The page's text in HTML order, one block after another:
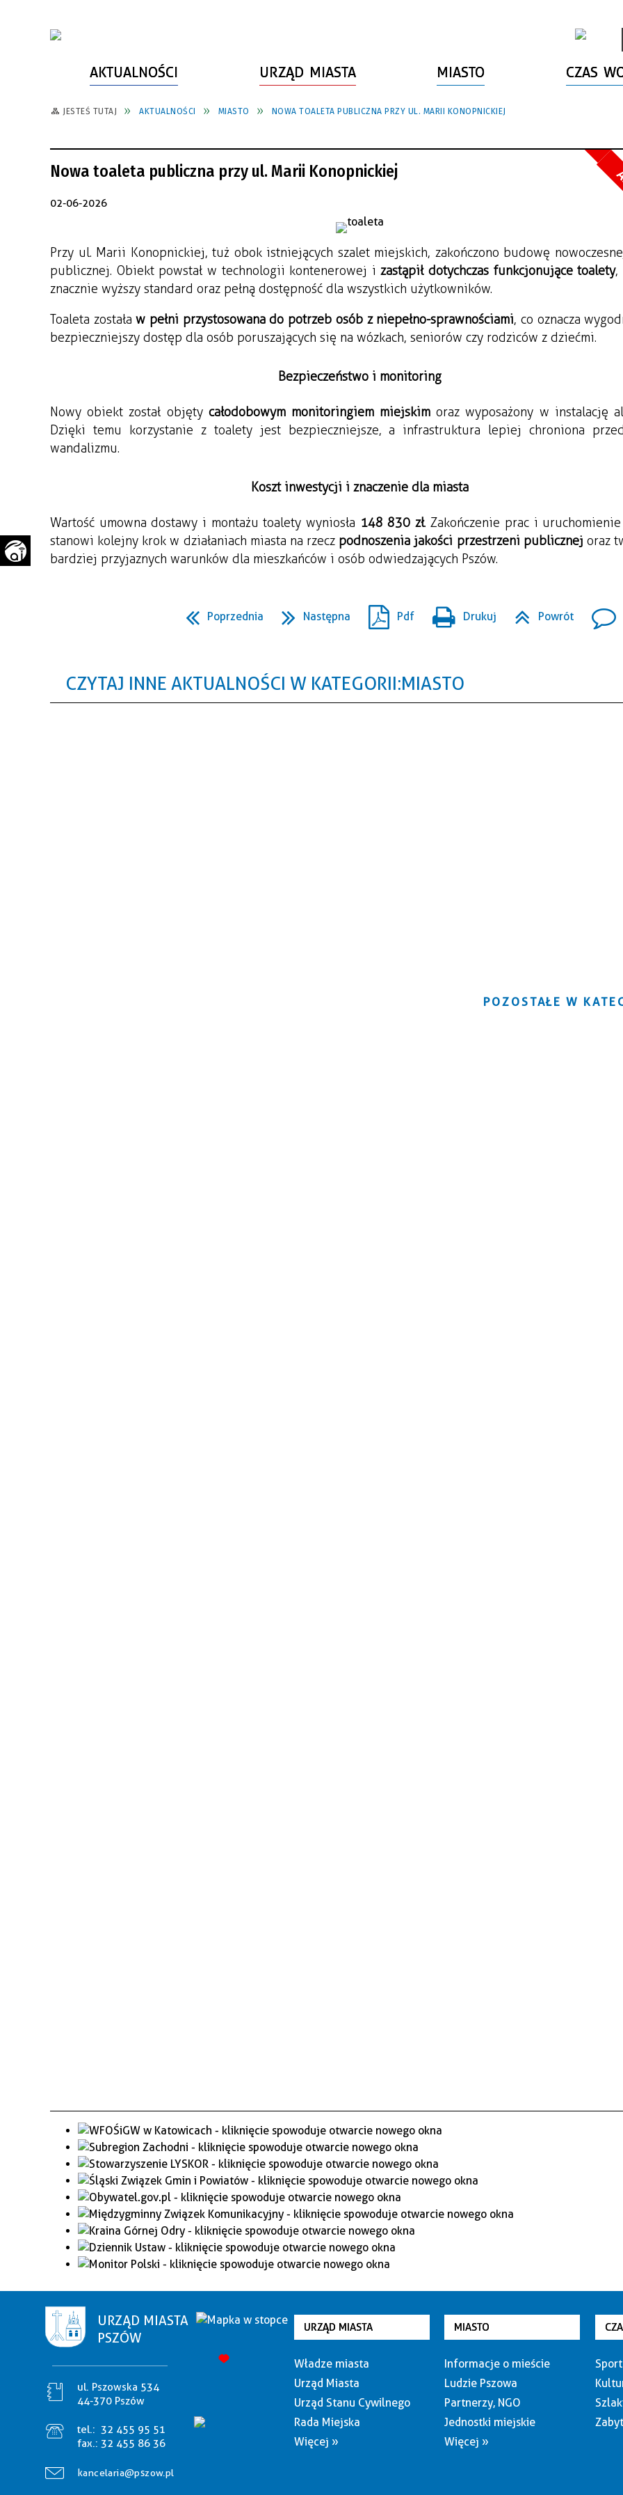
AKTUALNOŚCI URZĄD MIASTA
WŁADZE MIASTA
URZĄD STANU CYWILNEGO
RADA MIEJSKA
STRATEGIE, PLANY, PROGRAMY
FUNDUSZE ZEWNĘTRZNE
MIASTO
INFORMACJE O MIEŚCIE
PARTNERZY, NGO
JEDNOSTKI MIEJSKIE
INWESTYCJE MIEJSKIE
POWIATOWY LIDER
PRZEDSIĘBIORCZOŚCI
WAŻNE TELEFONY
CZAS
SPORT
SZLAKI TURYSTYCZNE
ZABYTKI
ZAŁATW SPRAWĘ
BEZPIECZEŃSTWO
ZWIERZĘTA W GMINIE
INFORMATOR
KOMUNIKACJA I TRANSPORT
ZAGOSPODAROWANIE
PRZESTRZENNE
JESTEŚ TUTAJ AKTUALNOŚCI MIASTO NOWA TOALETA PUBLICZNA PRZY UL. MARII KONOPNICKIEJ
Nowa toaleta publiczna przy ul. Marii Konopnickiej
02-06-2026
Przy ul. Marii Konopnickiej, tuż obok istniejących szalet miejskich, zakończono budowę
publicznej. Obiekt powstał w technologii kontenerowej i zastąpił dotychczas funkcjonujące toalety,
znacznie wyższy standard oraz pełną dostępność dla wszystkich użytkowników.
Toaleta została w pełni przystosowana do potrzeb osób z niepełno-sprawnościami, co oznacza
bezpieczniejszy dostęp dla osób poruszających się na wózkach, seniorów czy rodziców z dziećmi.
Bezpieczeństwo i monitoring
Nowy obiekt został objęty całodobowym monitoringiem miejskim oraz wyposażony w instalację
Dzięki temu korzystanie z toalety jest bezpieczniejsze, a infrastruktura lepiej chroniona
wandalizmu.
Koszt inwestycji i znaczenie dla miasta
Wartość umowna dostawy i montażu toalety wyniosła 148 830 zł. Zakończenie prac i
stanowi kolejny krok w działaniach miasta na rzecz podnoszenia jakości przestrzeni publicznej oraz
bardziej przyjaznych warunków dla mieszkańców i osób odwiedzających Pszów.
Poprzednia Następna Pdf Drukuj Powrót
CZYTAJ INNE AKTUALNOŚCI W KATEGORII: MIASTO
POZOSTAŁE W
URZĄD MIASTA
PSZÓW
ul. Pszowska 534
44-370 Pszów
tel.: 32 455 95 51
fax.: 32 455 86 36
kancelaria@pszow.pl
URZĄD MIASTA
Władze miasta
Urząd Miasta
Urząd Stanu Cywilnego
Rada Miejska
Więcej »
MIASTO
Informacje o mieście
Ludzie Pszowa
Partnerzy, NGO
Jednostki miejskie
Więcej »
Sport